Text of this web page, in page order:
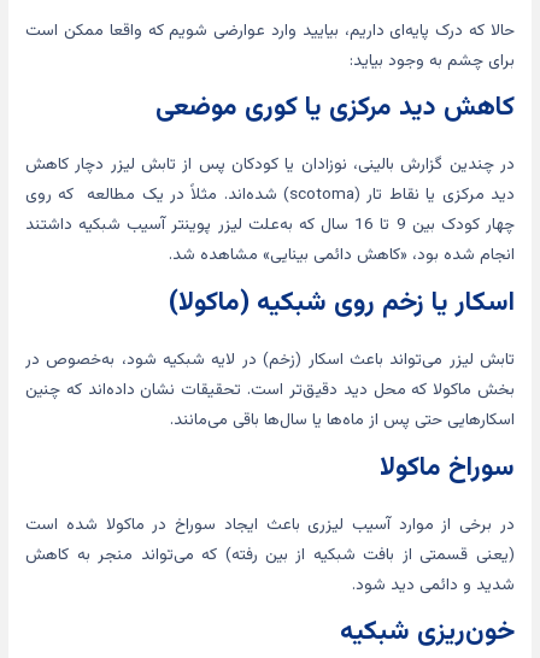
حالا که درک پایه‌ای داریم، بیایید وارد عوارضی شویم که واقعا ممکن است
برای چشم به وجود بیاید:
کاهش دید مرکزی یا کوری موضعی
در چندین گزارش بالینی، نوزادان یا کودکان پس از تابش لیزر دچار کاهش
دید مرکزی یا نقاط تار (scotoma) شده‌اند. مثلاً در یک مطالعه که روی
چهار کودک بین 9 تا 16 سال که به‌علت لیزر پوینتر آسیب شبکیه داشتند
انجام شده بود، «کاهش دائمی بینایی» مشاهده شد.
اسکار یا زخم روی شبکیه (ماکولا)
تابش لیزر می‌تواند باعث اسکار (زخم) در لایه شبکیه شود، به‌خصوص در
بخش ماکولا که محل دید دقیق‌تر است. تحقیقات نشان داده‌اند که چنین
اسکارهایی حتی پس از ماه‌ها یا سال‌ها باقی می‌مانند.
سوراخ ماکولا
در برخی از موارد آسیب لیزری باعث ایجاد سوراخ در ماکولا شده‌ است
(یعنی قسمتی از بافت شبکیه از بین رفته) که می‌تواند منجر به کاهش
شدید و دائمی دید شود.
خون‌ریزی شبکیه